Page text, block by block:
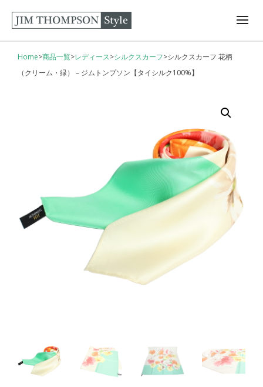
Home>商品一覧>レディース>シルクスカーフ>シルクスカーフ 花柄
（クリーム・緑） – ジムトンプソン【タイシルク100%】